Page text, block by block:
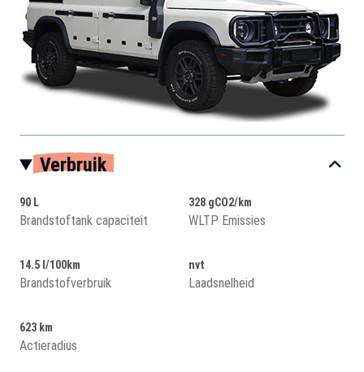
Verbruik
90 L
Brandstoftank capaciteit
328 gCO2/km
WLTP Emissies
14.5 l/100km
Brandstofverbruik
nvt
Laadsnelheid
623 km
Actieradius